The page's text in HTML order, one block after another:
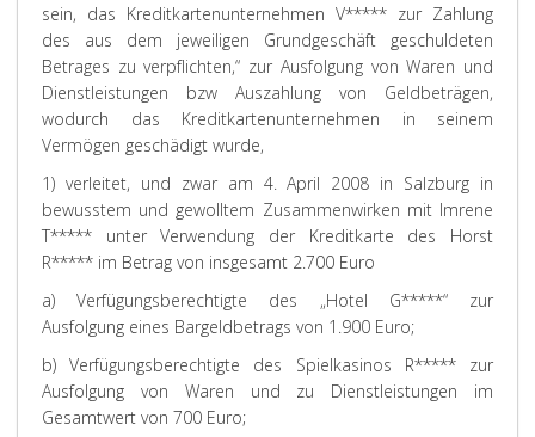
sein, das Kreditkartenunternehmen V***** zur Zahlung
des aus dem jeweiligen Grundgeschäft geschuldeten
Betrages zu verpflichten,“ zur Ausfolgung von Waren und
Dienstleistungen bzw Auszahlung von Geldbeträgen,
wodurch das Kreditkartenunternehmen in seinem
Vermögen geschädigt wurde,
1) verleitet, und zwar am 4. April 2008 in Salzburg in
bewusstem und gewolltem Zusammenwirken mit Imrene
T***** unter Verwendung der Kreditkarte des Horst
R***** im Betrag von insgesamt 2.700 Euro
a) Verfügungsberechtigte des „Hotel G*****“ zur
Ausfolgung eines Bargeldbetrags von 1.900 Euro;
b) Verfügungsberechtigte des Spielkasinos R***** zur
Ausfolgung von Waren und zu Dienstleistungen im
Gesamtwert von 700 Euro;